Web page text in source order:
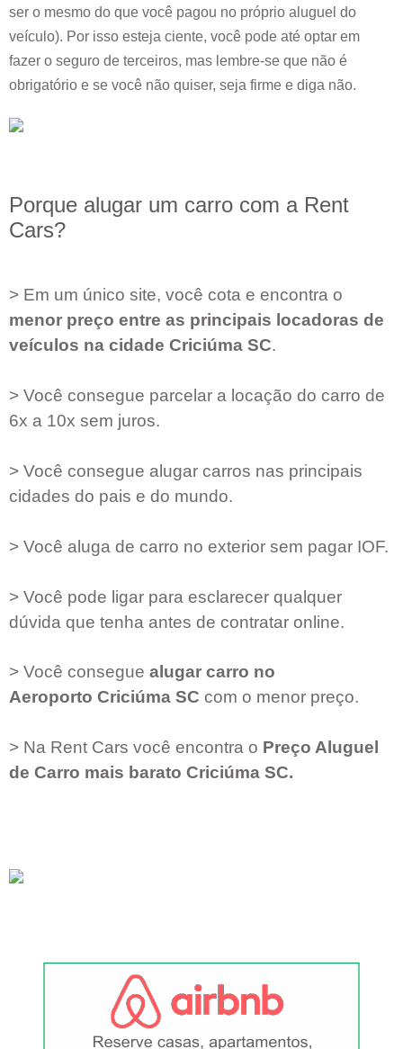
ser o mesmo do que você pagou no próprio aluguel do
veículo). Por isso esteja ciente, você pode até optar em
fazer o seguro de terceiros, mas lembre-se que não é
obrigatório e se você não quiser, seja firme e diga não.
Porque alugar um carro com a Rent
Cars?
> Em um único site, você cota e encontra o
menor preço entre as principais locadoras de
veículos na cidade Criciúma SC.
> Você consegue parcelar a locação do carro de
6x a 10x sem juros.
> Você consegue alugar carros nas principais
cidades do pais e do mundo.
> Você aluga de carro no exterior sem pagar IOF.
> Você pode ligar para esclarecer qualquer
dúvida que tenha antes de contratar online.
> Você consegue alugar carro no
Aeroporto Criciúma SC com o menor preço.
> Na Rent Cars você encontra o Preço Aluguel
de Carro mais barato Criciúma SC.